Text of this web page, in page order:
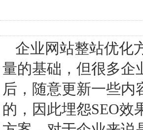
企业网站整站优化
量的基础，但很多企
后，随意更新一些内
的，因此埋怨SEO效